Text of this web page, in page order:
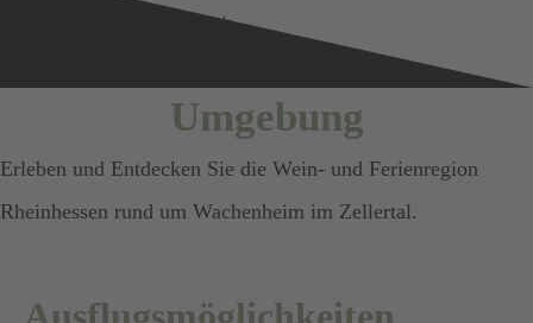
Worms und Mannheim mit
Umgebung
Erleben und Entdecken Sie die Wein- und Ferienregion
Rheinhessen rund um Wachenheim im Zellertal.